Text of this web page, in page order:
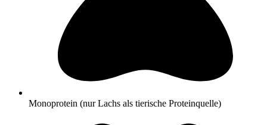
Monoprotein (nur Lachs als tierische Proteinquelle)